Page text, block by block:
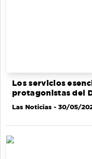
Los servicios
protagonistas del
Las Noticias - 30/05/